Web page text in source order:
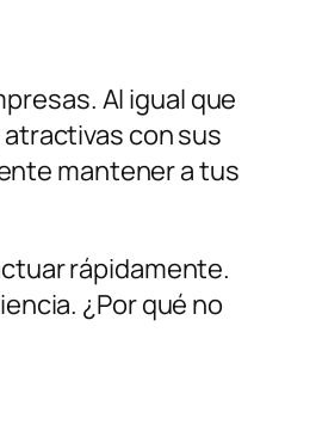
Al igual que
atractivas con sus
mantener a tus
rápidamente.
¿Por qué no